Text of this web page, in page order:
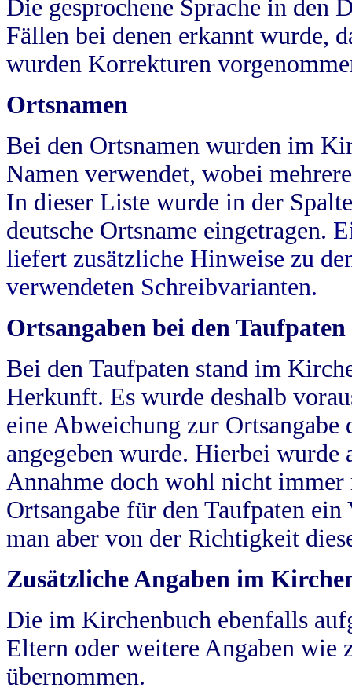
Die gesprochene Sprache in
Fällen bei denen erkannt wurde,
wurden Korrekturen
Ortsnamen
Bei den Ortsnamen wurden im
Namen verwendet, wobei
In dieser Liste wurde in der
deutsche Ortsname eingetragen.
liefert zusätzliche Hinweise zu
verwendeten Schreibvarianten.
Ortsangaben bei den Taufpaten
Bei den Taufpaten stand im
Herkunft. Es wurde deshalb
eine Abweichung zur
angegeben wurde. Hierbei wurde
Annahme doch wohl nicht
Ortsangabe für den Taufpaten
man aber von der Richtigkeit
Zusätzliche Angaben im
Die im Kirchenbuch ebenfalls
Eltern oder weitere Angaben wie
übernommen.